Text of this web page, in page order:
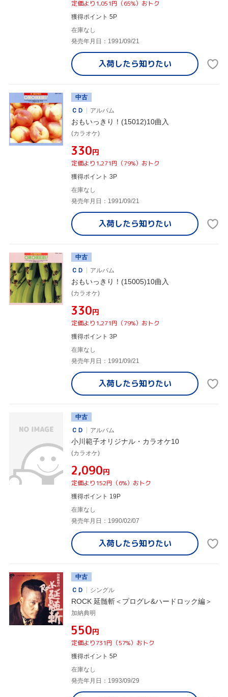
定価より1,051円（65%）おトク
獲得ポイント 5P
在庫なし
発売年月日：1991/09/21
入荷したら知りたい
中古
ＣＤ
アルバム
おもいっきり！(15012)10曲入
(カラオケ)
¥330円
定価より1,271円（79%）おトク
獲得ポイント 3P
在庫なし
発売年月日：1991/09/21
入荷したら知りたい
中古
ＣＤ
アルバム
おもいっきり！(15005)10曲入
(カラオケ)
¥330円
定価より1,271円（79%）おトク
獲得ポイント 3P
在庫なし
発売年月日：1991/09/21
入荷したら知りたい
中古
ＣＤ
アルバム
小川範子オリジナル・カラオケ10
(カラオケ)
¥2,090円
定価より152円（6%）おトク
獲得ポイント 19P
在庫なし
発売年月日：1990/02/07
入荷したら知りたい
中古
ＣＤ
シングル
ROCK 延髄斬＜プログレ&ハードロック編＞
加納典明
¥550円
定価より731円（57%）おトク
獲得ポイント 5P
在庫なし
発売年月日：1993/09/29